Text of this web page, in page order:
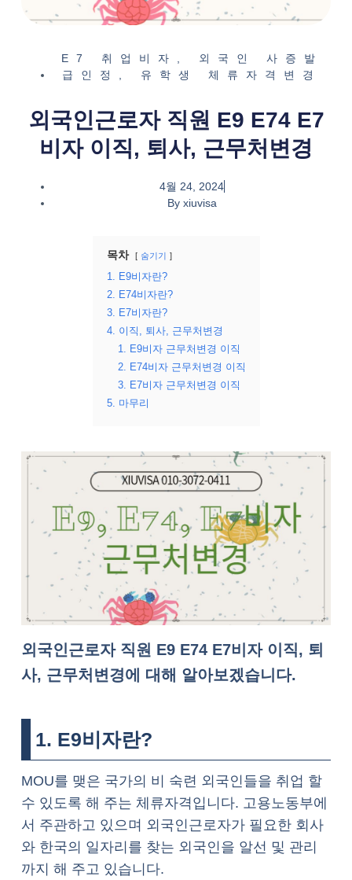
E7 취업비자
외국인 사증발
급인정
유학생 체류자격변경
외국인근로자 직원 E9 E74 E7
비자 이직, 퇴사, 근무처변경
4월 24, 2024
Byxiuvisa
목차 숨기기
1. E9비자란?
2. E74비자란?
3. E7비자란?
4. 이직, 퇴사, 근무처변경
1. E9비자 근무처변경 이직
2. E74비자 근무처변경 이직
3. E7비자 근무처변경 이직
5. 마무리
외국인근로자 직원 E9 E74 E7비자 이직, 퇴
사, 근무처변경에 대해 알아보겠습니다.
1. E9비자란?
MOU를 맺은 국가의 비 숙련 외국인들을 취업 할
수 있도록 해 주는 체류자격입니다. 고용노동부에
서 주관하고 있으며 외국인근로자가 필요한 회사
와 한국의 일자리를 찾는 외국인을 알선 및 관리
까지 해 주고 있습니다.